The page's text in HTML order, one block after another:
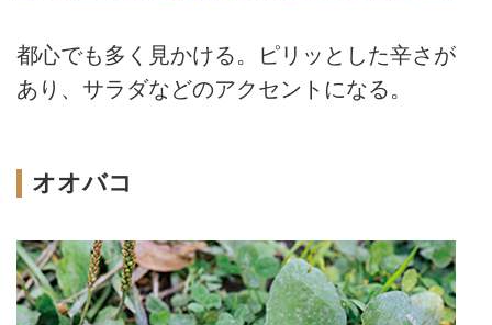
都心でも多く見かける。ピリッとした辛さが
あり、サラダなどのアクセントになる。
オオバコ